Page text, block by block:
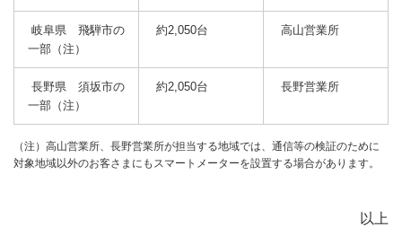
岐阜県 飛騨市の
一部（注）
約2,050台 高山営業所
長野県 須坂市の
一部（注）
約2,050台 長野営業所
（注）高山営業所、長野営業所が担当する地域では、通信等の検証のために
対象地域以外のお客さまにもスマートメーターを設置する場合があります。
以上